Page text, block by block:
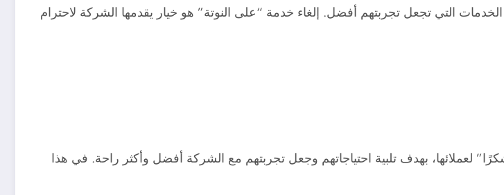
التي تجعل تجربتهم أفضل. إلغاء خدمة “على النوتة” هو خيار يقدمها الشركة لاحترام
لعملائها، بهدف تلبية احتياجاتهم وجعل تجربتهم مع الشركة أفضل وأكثر راحة. في هذا